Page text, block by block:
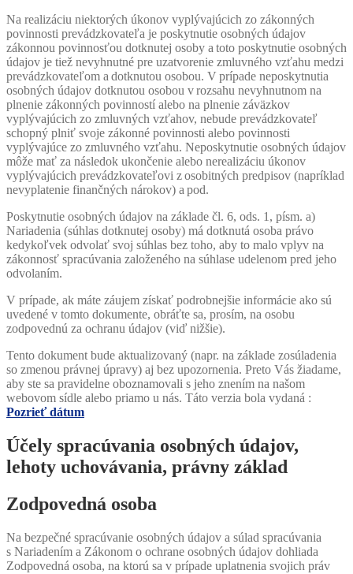
Na realizáciu niektorých úkonov vyplývajúcich zo zákonných
povinnosti prevádzkovateľa je poskytnutie osobných údajov
zákonnou povinnosťou dotknutej osoby a toto poskytnutie osobných
údajov je tiež nevyhnutné pre uzatvorenie zmluvného vzťahu medzi
prevádzkovateľom a dotknutou osobou. V prípade neposkytnutia
osobných údajov dotknutou osobou v rozsahu nevyhnutnom na
plnenie zákonných povinností alebo na plnenie záväzkov
vyplývajúcich zo zmluvných vzťahov, nebude prevádzkovateľ
schopný plniť svoje zákonné povinnosti alebo povinnosti
vyplývajúce zo zmluvného vzťahu. Neposkytnutie osobných údajov
môže mať za následok ukončenie alebo nerealizáciu úkonov
vyplývajúcich prevádzkovateľovi z osobitných predpisov (napríklad
nevyplatenie finančných nárokov) a pod.
Poskytnutie osobných údajov na základe čl. 6, ods. 1, písm. a)
Nariadenia (súhlas dotknutej osoby) má dotknutá osoba právo
kedykoľvek odvolať svoj súhlas bez toho, aby to malo vplyv na
zákonnosť spracúvania založeného na súhlase udelenom pred jeho
odvolaním.
V prípade, ak máte záujem získať podrobnejšie informácie ako sú
uvedené v tomto dokumente, obráťte sa, prosím, na osobu
zodpovednú za ochranu údajov (viď nižšie).
Tento dokument bude aktualizovaný (napr. na základe zosúladenia
so zmenou právnej úpravy) aj bez upozornenia. Preto Vás žiadame,
aby ste sa pravidelne oboznamovali s jeho znením na našom
webovom sídle alebo priamo u nás. Táto verzia bola vydaná :
Pozrieť dátum
Účely spracúvania osobných údajov,
lehoty uchovávania, právny základ
Zodpovedná osoba
Na bezpečné spracúvanie osobných údajov a súlad spracúvania
s Nariadením a Zákonom o ochrane osobných údajov dohliada
Zodpovedná osoba, na ktorú sa v prípade uplatnenia svojich práv